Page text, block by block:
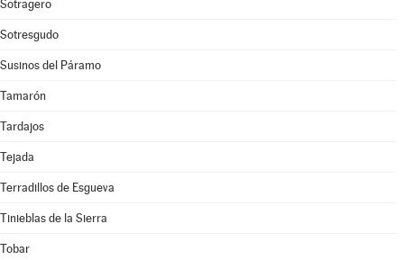
Sotragero
Sotresgudo
Susinos del Páramo
Tamarón
Tardajos
Tejada
Terradillos de Esgueva
Tinieblas de la Sierra
Tobar